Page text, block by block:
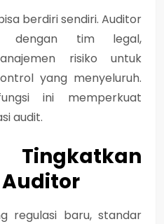
berdiri sendiri. Auditor
dengan tim legal,
risiko untuk
yang menyeluruh.
ini memperkuat
audit.
regulasi baru, standar